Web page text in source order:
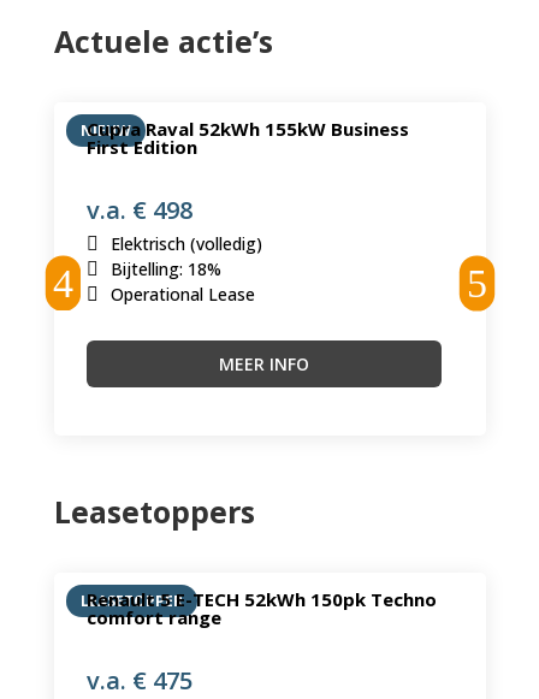
Actuele actie’s
NIEUW
Cupra Raval 52kWh 155kW Business
First Edition
v.a. € 498
Elektrisch (volledig)
Bijtelling: 18%
Operational Lease
MEER INFO
Leasetoppers
LEASETOPPER
Renault 5 E-TECH 52kWh 150pk Techno
comfort range
v.a. € 475